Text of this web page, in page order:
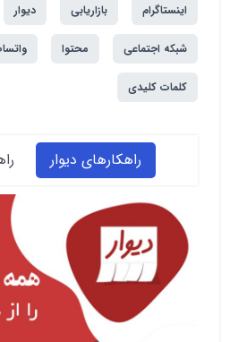
اینستاگرام بازاریابی دیوار
شبکه اجتماعی محتوا
کلمات کلیدی
راهکارهای دیوار